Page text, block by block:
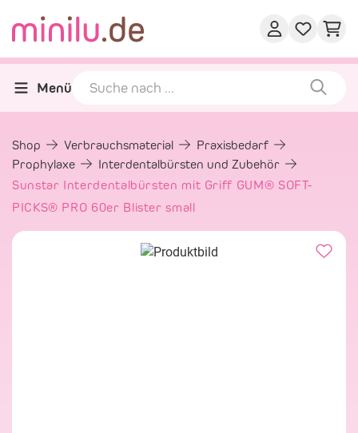
Menü
Shop Verbrauchsmaterial
Praxisbedarf
Prophylaxe
Interdentalbürsten und Zubehör
Sunstar Interdentalbürsten mit Griff GUM® SOFT-
PICKS® PRO 60er Blister small